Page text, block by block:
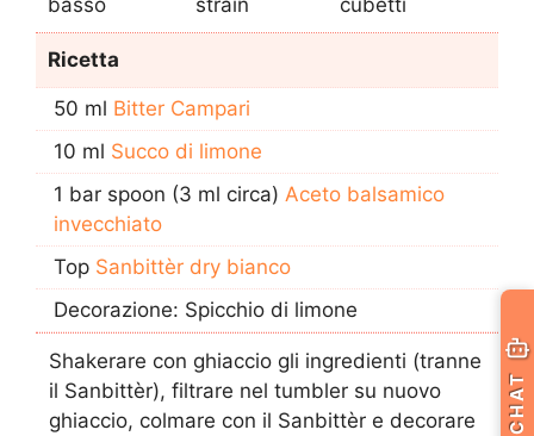
basso
strain
cubetti
Ricetta
50 ml Bitter Campari
10 ml Succo di limone
1 bar spoon (3 ml circa) Aceto balsamico
invecchiato
Top Sanbittèr dry bianco
Decorazione: Spicchio di limone
Shakerare con ghiaccio gli ingredienti (tranne
il Sanbittèr), filtrare nel tumbler su nuovo
ghiaccio, colmare con il Sanbittèr e decorare
CHAT